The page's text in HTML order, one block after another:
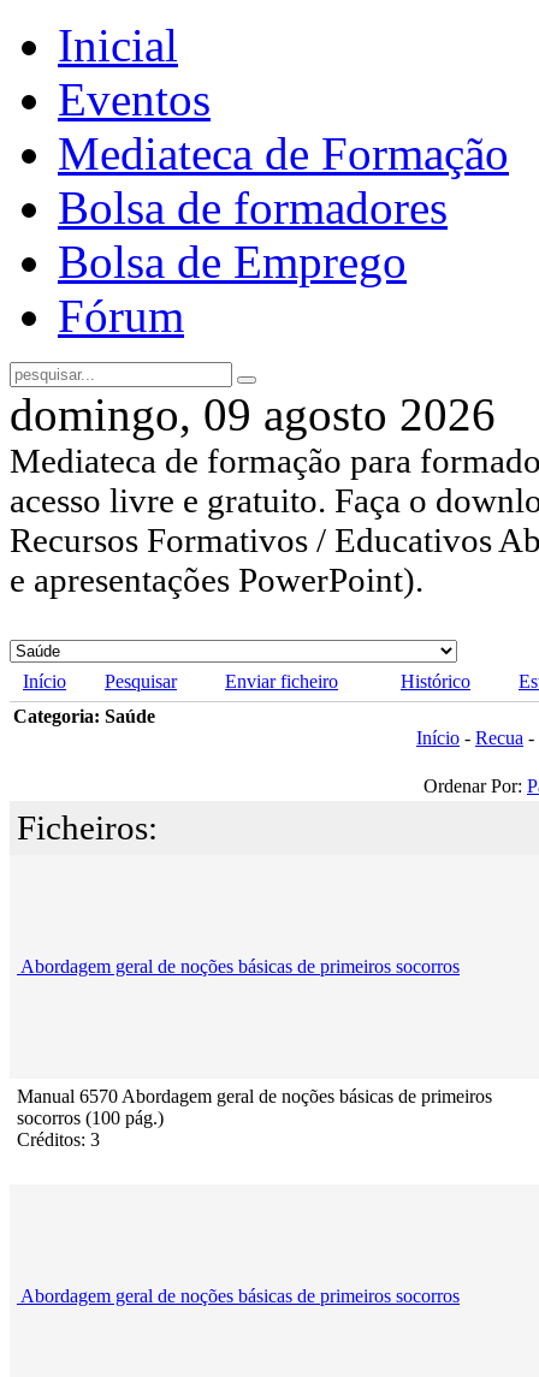
Inicial
Eventos
Mediateca de Formação
Bolsa de formadores
Bolsa de Emprego
Fórum
domingo, 09 agosto 2026
Mediateca de formação para
acesso livre e gratuito. Faça o
Recursos Formativos / Educativos
e apresentações PowerPoint).
Início Pesquisar Enviar ficheiro Histórico
Categoria: Saúde
Início - Recua -
Ordenar Por:
Ficheiros:
Abordagem geral de noções básicas de primeiros socorros
Manual 6570 Abordagem geral de noções básicas de primeiros
socorros (100 pág.)
Créditos: 3
Abordagem geral de noções básicas de primeiros socorros